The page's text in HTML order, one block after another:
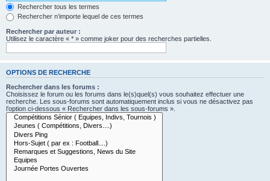
Rechercher tous les termes
Rechercher n’importe lequel de ces termes
Rechercher par auteur :
Utilisez le caractère « * » comme joker pour des recherches partielles.
OPTIONS DE RECHERCHE
Rechercher dans les forums :
Choisissez le forum ou les forums dans le(s)quel(s) vous souhaitez effectuer une
recherche. Les sous-forums sont automatiquement inclus si vous ne désactivez pas
l’option ci-dessous « Rechercher dans les sous-forums ».